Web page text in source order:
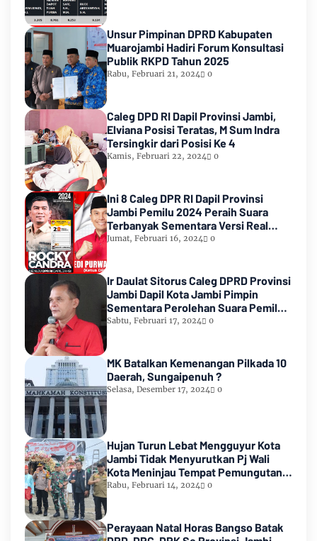
Unsur Pimpinan DPRD Kabupaten
Muarojambi Hadiri Forum Konsultasi
Publik RKPD Tahun 2025
Rabu, Februari 21, 2024 0
Caleg DPD RI Dapil Provinsi Jambi,
Elviana Posisi Teratas, M Sum Indra
Tersingkir dari Posisi Ke 4
Kamis, Februari 22, 2024 0
Ini 8 Caleg DPR RI Dapil Provinsi
Jambi Pemilu 2024 Peraih Suara
Terbanyak Sementara Versi Real
Count KPU RI
Jumat, Februari 16, 2024 0
Ir Daulat Sitorus Caleg DPRD Provinsi
Jambi Dapil Kota Jambi Pimpin
Sementara Perolehan Suara Pemilu
2024
Sabtu, Februari 17, 2024 0
MK Batalkan Kemenangan Pilkada 10
Daerah, Sungaipenuh ?
Selasa, Desember 17, 2024 0
Hujan Turun Lebat Mengguyur Kota
Jambi Tidak Menyurutkan Pj Wali
Kota Meninjau Tempat Pemungutan
Suara Pemilu 2024
Rabu, Februari 14, 2024 0
Perayaan Natal Horas Bangso Batak